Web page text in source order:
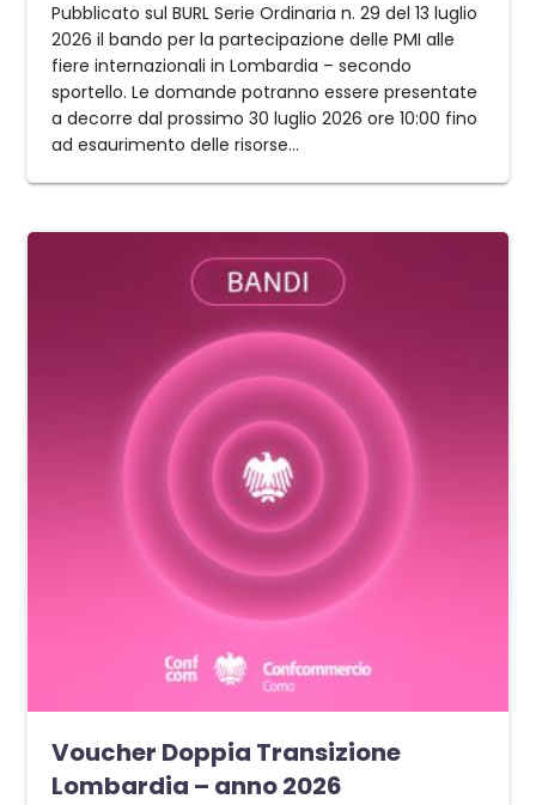
Pubblicato sul BURL Serie Ordinaria n. 29 del 13 luglio
2026 il bando per la partecipazione delle PMI alle
fiere internazionali in Lombardia – secondo
sportello. Le domande potranno essere presentate
a decorre dal prossimo 30 luglio 2026 ore 10:00 fino
ad esaurimento delle risorse...
Voucher Doppia Transizione
Lombardia – anno 2026